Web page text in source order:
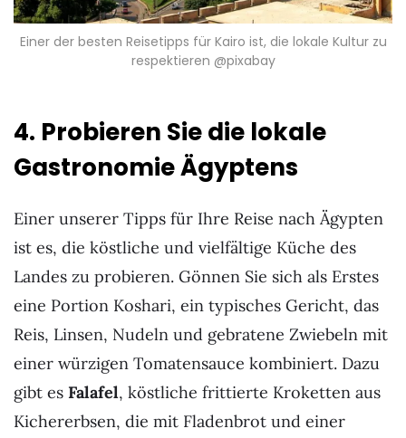
Einer der besten Reisetipps für Kairo ist, die lokale Kultur zu
respektieren @pixabay
4. Probieren Sie die lokale
Gastronomie Ägyptens
Einer unserer Tipps für Ihre Reise nach Ägypten
ist es, die köstliche und vielfältige Küche des
Landes zu probieren. Gönnen Sie sich als Erstes
eine Portion Koshari, ein typisches Gericht, das
Reis, Linsen, Nudeln und gebratene Zwiebeln mit
einer würzigen Tomatensauce kombiniert. Dazu
gibt es Falafel, köstliche frittierte Kroketten aus
Kichererbsen, die mit Fladenbrot und einer